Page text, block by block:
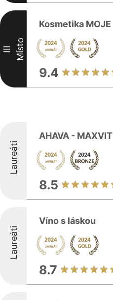
III Místo
Kosmetika MOJE
9.4
Laureáti
AHAVA - MAXVIT
8.5
Laureáti
Víno s láskou
8.7